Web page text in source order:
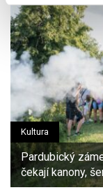
sociálních médií
soubory cookie.
sdílíme se svými
analýzy. Partneři
dalšími
získali v
Kultura
Pardubický
čekají kanony,